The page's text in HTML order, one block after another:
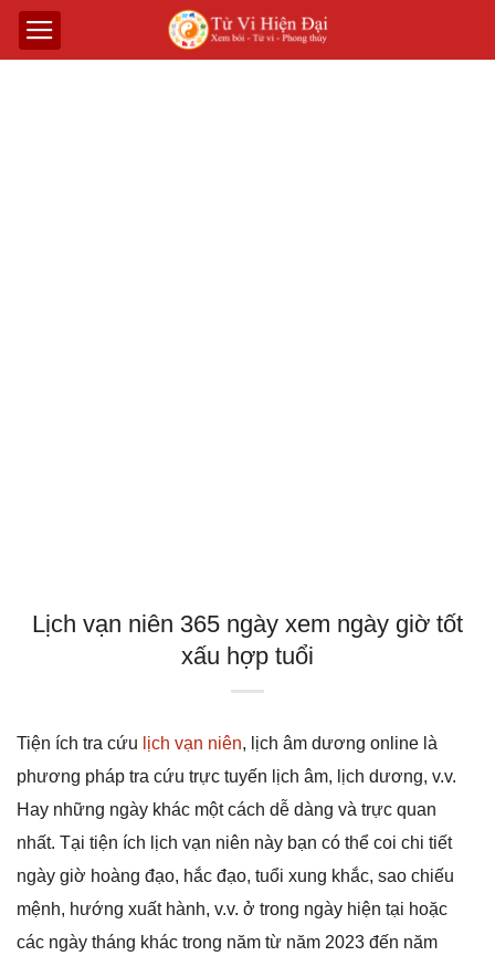
Lịch vạn niên 365 ngày xem ngày giờ tốt
xấu hợp tuổi
Tiện ích tra cứu lịch vạn niên, lịch âm dương online là
phương pháp tra cứu trực tuyến lịch âm, lịch dương, v.v.
Hay những ngày khác một cách dễ dàng và trực quan
nhất. Tại tiện ích lịch vạn niên này bạn có thể coi chi tiết
ngày giờ hoàng đạo, hắc đạo, tuổi xung khắc, sao chiếu
mệnh, hướng xuất hành, v.v. ở trong ngày hiện tại hoặc
các ngày tháng khác trong năm từ năm 2023 đến năm